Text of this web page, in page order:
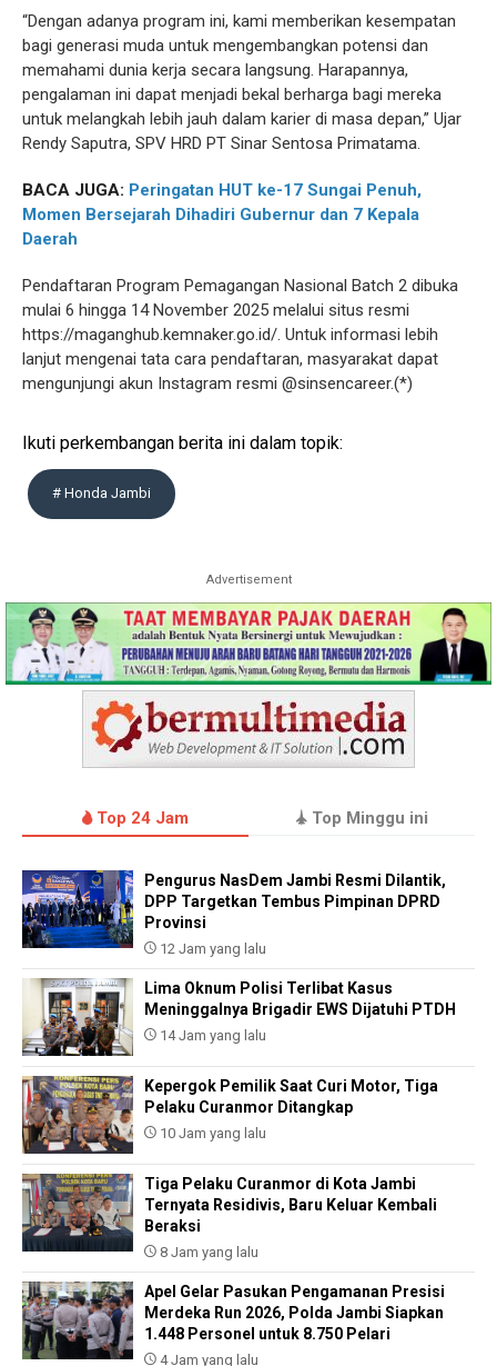
“Dengan adanya program ini, kami memberikan kesempatan
bagi generasi muda untuk mengembangkan potensi dan
memahami dunia kerja secara langsung. Harapannya,
pengalaman ini dapat menjadi bekal berharga bagi mereka
untuk melangkah lebih jauh dalam karier di masa depan,” Ujar
Rendy Saputra, SPV HRD PT Sinar Sentosa Primatama.
BACA JUGA: Peringatan HUT ke-17 Sungai Penuh,
Momen Bersejarah Dihadiri Gubernur dan 7 Kepala
Daerah
Pendaftaran Program Pemagangan Nasional Batch 2 dibuka
mulai 6 hingga 14 November 2025 melalui situs resmi
https://maganghub.kemnaker.go.id/. Untuk informasi lebih
lanjut mengenai tata cara pendaftaran, masyarakat dapat
mengunjungi akun Instagram resmi @sinsencareer.(*)
Ikuti perkembangan berita ini dalam topik:
# Honda Jambi
Advertisement
Top 24 Jam Top Minggu ini
Pengurus NasDem Jambi Resmi Dilantik,
DPP Targetkan Tembus Pimpinan DPRD
Provinsi
12 Jam yang lalu
Lima Oknum Polisi Terlibat Kasus
Meninggalnya Brigadir EWS Dijatuhi PTDH
14 Jam yang lalu
Kepergok Pemilik Saat Curi Motor, Tiga
Pelaku Curanmor Ditangkap
10 Jam yang lalu
Tiga Pelaku Curanmor di Kota Jambi
Ternyata Residivis, Baru Keluar Kembali
Beraksi
8 Jam yang lalu
Apel Gelar Pasukan Pengamanan Presisi
Merdeka Run 2026, Polda Jambi Siapkan
1.448 Personel untuk 8.750 Pelari
4 Jam yang lalu